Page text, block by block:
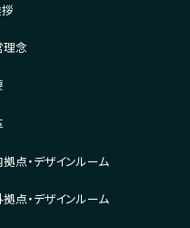
理念
点・デザインルーム
点・デザインルーム